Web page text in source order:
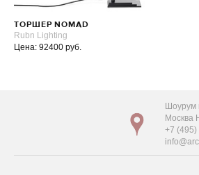
ТОРШЕР NOMAD
Rubn Lighting
Цена: 92400 руб.
Шоурум
Москва
+7 (495)